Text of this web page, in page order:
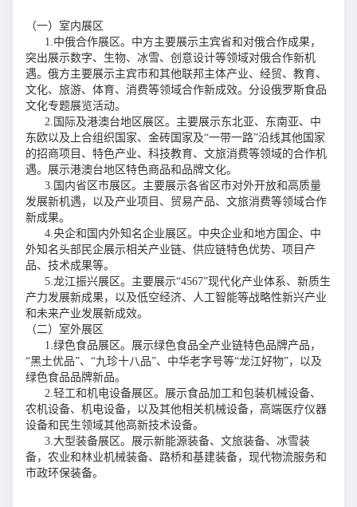
（一）室内展区
1.中俄合作展区。中方主要展示主宾省和对俄合作成果，
突出展示数字、生物、冰雪、创意设计等领域对俄合作新机
遇。俄方主要展示主宾市和其他联邦主体产业、经贸、教育、
文化、旅游、体育、消费等领域合作新成效。分设俄罗斯食品
文化专题展览活动。
2.国际及港澳台地区展区。主要展示东北亚、东南亚、中
东欧以及上合组织国家、金砖国家及“一带一路”沿线其他国家
的招商项目、特色产业、科技教育、文旅消费等领域的合作机
遇。展示港澳台地区特色商品和品牌文化。
3.国内省区市展区。主要展示各省区市对外开放和高质量
发展新机遇，以及产业项目、贸易产品、文旅消费等领域合作
新成果。
4.央企和国内外知名企业展区。中央企业和地方国企、中
外知名头部民企展示相关产业链、供应链特色优势、项目产
品、技术成果等。
5.龙江振兴展区。主要展示“4567”现代化产业体系、新质生
产力发展新成果，以及低空经济、人工智能等战略性新兴产业
和未来产业发展新成效。
（二）室外展区
1.绿色食品展区。展示绿色食品全产业链特色品牌产品，
“黑土优品”、“九珍十八品”、中华老字号等“龙江好物”，以及
绿色食品品牌新品。
2.轻工和机电设备展区。展示食品加工和包装机械设备、
农机设备、机电设备，以及其他相关机械设备，高端医疗仪器
设备和民生领域其他高新技术设备。
3.大型装备展区。展示新能源装备、文旅装备、冰雪装
备，农业和林业机械装备、路桥和基建装备，现代物流服务和
市政环保装备。